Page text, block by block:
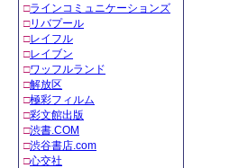
□ラインコミュニケーションズ
□リバプール
□レイフル
□レイブン
□ワッフルランド
□解放区
□極彩フィルム
□彩文館出版
□渋書.COM
□渋谷書店.com
□心交社